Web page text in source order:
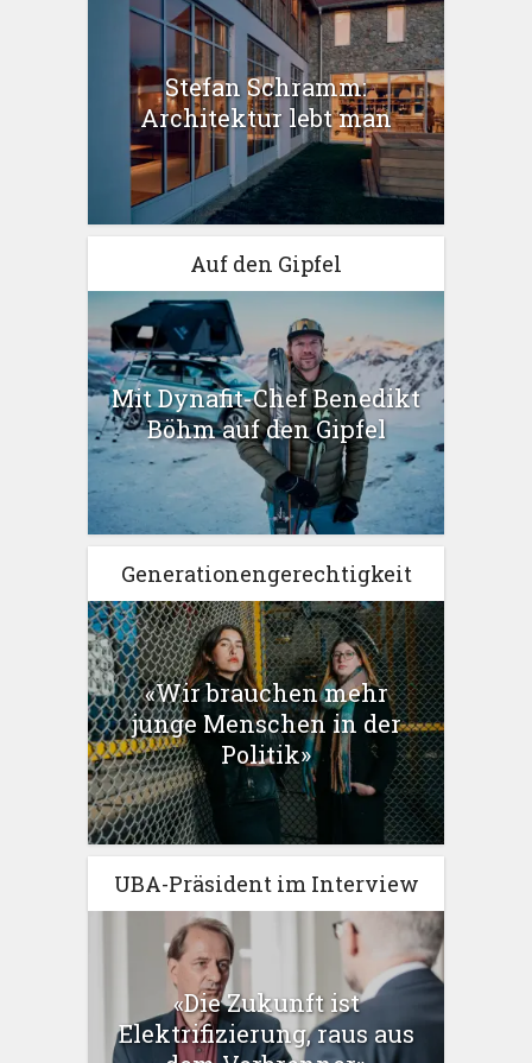
Stefan Schramm:
Architektur lebt man
Auf den Gipfel
Mit Dynafit-Chef Benedikt
Böhm auf den Gipfel
Generationengerechtigkeit
«Wir brauchen mehr
junge Menschen in der
Politik»
UBA-Präsident im Interview
«Die Zukunft ist
Elektrifizierung, raus aus